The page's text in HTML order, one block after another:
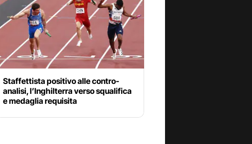
Staffettista positivo alle contro-
analisi, l’Inghilterra verso squalifica
e medaglia requisita